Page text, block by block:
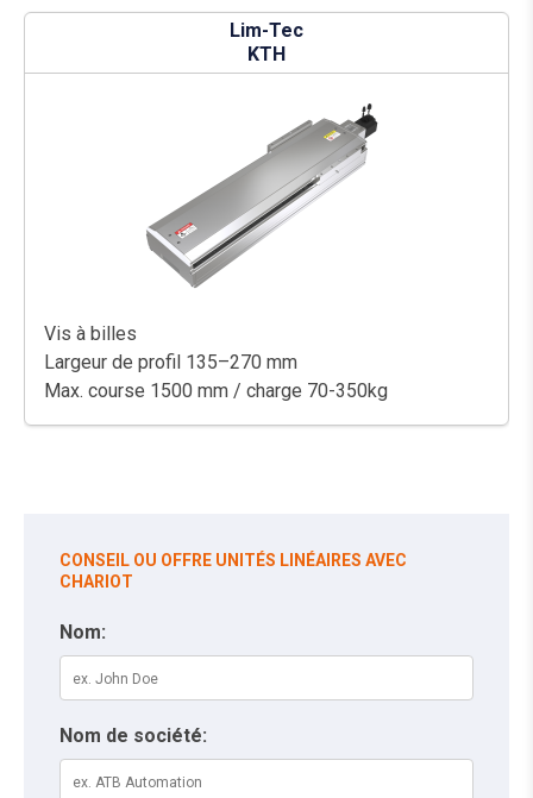
Lim-Tec
KTH
Vis à billes
Largeur de profil 135–270 mm
Max. course 1500 mm / charge 70-350kg
CONSEIL OU OFFRE UNITÉS LINÉAIRES AVEC
CHARIOT
Nom:
Nom de société: